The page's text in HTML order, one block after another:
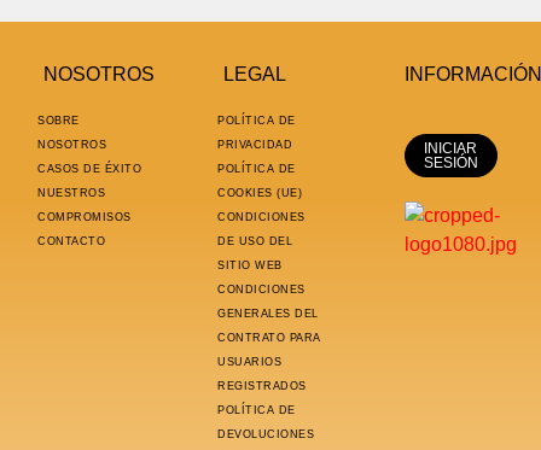
NOSOTROS
SOBRE
NOSOTROS
CASOS DE ÉXITO
NUESTROS
COMPROMISOS
CONTACTO
LEGAL
POLÍTICA DE
PRIVACIDAD
POLÍTICA DE
COOKIES (UE)
CONDICIONES
DE USO DEL
SITIO WEB
CONDICIONES
GENERALES DEL
CONTRATO PARA
USUARIOS
REGISTRADOS
POLÍTICA DE
DEVOLUCIONES
INFORMACIÓN
INICIAR
SESIÓN